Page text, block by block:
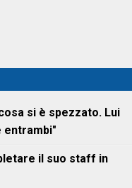
si è spezzato. Lui
entrambi"
il suo staff in